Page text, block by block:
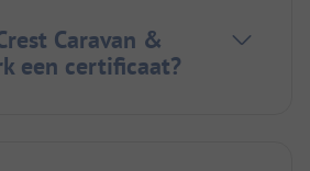
Caravan &
een certificaat?